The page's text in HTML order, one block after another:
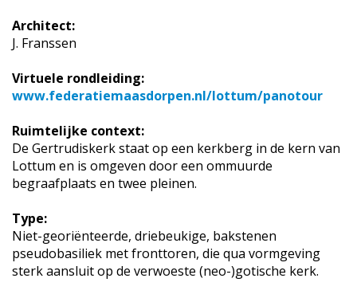
Architect:
J. Franssen
Virtuele rondleiding:
www.federatiemaasdorpen.nl/lottum/panotour
Ruimtelijke context:
De Gertrudiskerk staat op een kerkberg in de kern van
Lottum en is omgeven door een ommuurde
begraafplaats en twee pleinen.
Type:
Niet-georiënteerde, driebeukige, bakstenen
pseudobasiliek met fronttoren, die qua vormgeving
sterk aansluit op de verwoeste (neo-)gotische kerk.